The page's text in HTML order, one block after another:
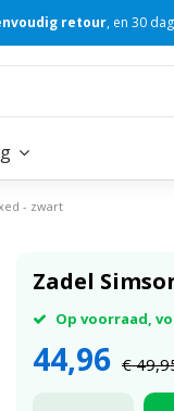
retour, en 30
- zwart
Zadel
Op voorraad,
44,96 €